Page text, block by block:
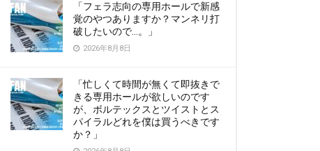
「フェラ志向の専用ホールで新感
覚のやつありますか？マンネリ打
破したいので…。」
2026年8月8日
「忙しくて時間が無くて即抜きで
きる専用ホールが欲しいのです
が、ボルテックスとツイストとス
パイラルどれを僕は買うべきです
か？」